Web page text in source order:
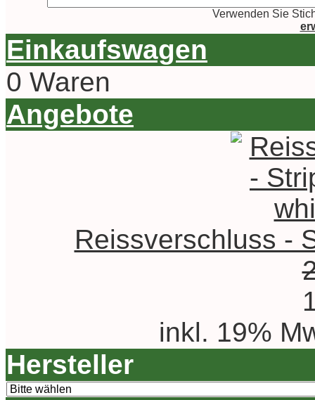
Verwenden Sie
Einkaufswagen
0 Waren
Angebote
Reissverschluss -
inkl. 19%
Hersteller